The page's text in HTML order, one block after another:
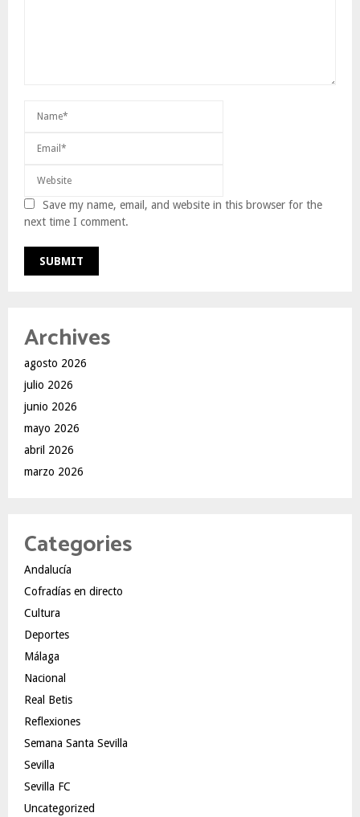
Save my name, email, and website in this browser for the
next time I comment.
Archives
agosto 2026
julio 2026
junio 2026
mayo 2026
abril 2026
marzo 2026
Categories
Andalucía
Cofradías en directo
Cultura
Deportes
Málaga
Nacional
Real Betis
Reflexiones
Semana Santa Sevilla
Sevilla
Sevilla FC
Uncategorized